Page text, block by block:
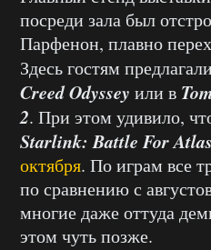
посреди зала был
Парфенон, плавно
Здесь гостям
Creed Odyssey или в
2. При этом удивило,
Starlink: Battle For Atlas
октября. По играм все
по сравнению с
многие даже оттуда
этом чуть позже.